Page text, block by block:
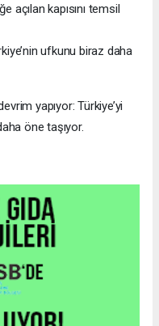
açılan kapısını temsil
ufkunu biraz daha
yapıyor: Türkiye’yi
öne taşıyor.